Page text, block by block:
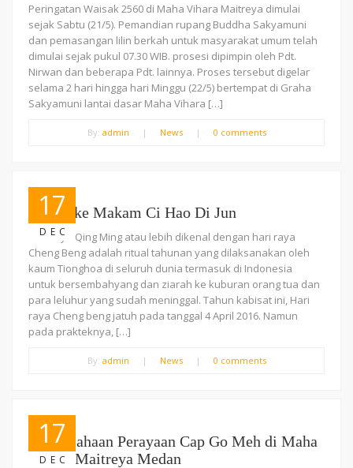
Peringatan Waisak 2560 di Maha Vihara Maitreya dimulai
sejak Sabtu (21/5). Pemandian rupang Buddha Sakyamuni
dan pemasangan lilin berkah untuk masyarakat umum telah
dimulai sejak pukul 07.30 WIB. prosesi dipimpin oleh Pdt.
Nirwan dan beberapa Pdt. lainnya. Proses tersebut digelar
selama 2 hari hingga hari Minggu (22/5) bertempat di Graha
Sakyamuni lantai dasar Maha Vihara […]
By: admin | News | 0 comments
17
DEC
Ziarah ke Makam Ci Hao Di Jun
Hari raya Qing Ming atau lebih dikenal dengan hari raya
Cheng Beng adalah ritual tahunan yang dilaksanakan oleh
kaum Tionghoa di seluruh dunia termasuk di Indonesia
untuk bersembahyang dan ziarah ke kuburan orang tua dan
para leluhur yang sudah meninggal. Tahun kabisat ini, Hari
raya Cheng beng jatuh pada tanggal 4 April 2016. Namun
pada prakteknya, […]
By: admin | News | 0 comments
17
DEC
Kemeriahaan Perayaan Cap Go Meh di Maha
Vihara Maitreya Medan